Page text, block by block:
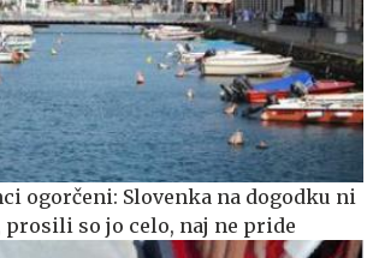
ogorčeni: Slovenka na dogodku ni
so jo celo, naj ne pride